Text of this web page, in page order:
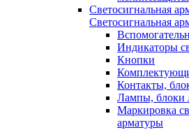
Светосигнальная
Светосигнальная
Индикаторы
Кнопки
Контакты,
Лампы, блоки
Маркировка
арматуры